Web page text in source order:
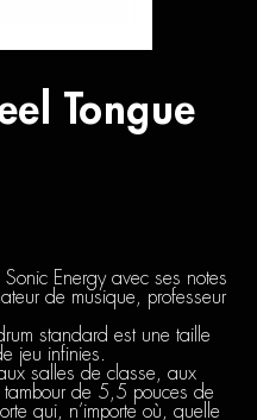
Tongue
Energy avec ses notes
de musique, professeur
standard est une taille
jeu infinies.
salles de classe, aux
de 5,5 pouces de
qui, n’importe où, quelle